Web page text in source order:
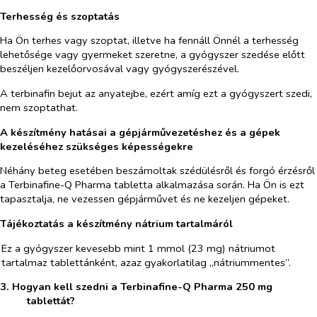
Terhesség és szoptatás
Ha Ön terhes vagy szoptat, illetve ha fennáll Önnél a terhesség
lehetősége vagy gyermeket szeretne, a gyógyszer szedése előtt
beszéljen kezelőorvosával vagy gyógyszerészével.
A terbinafin bejut az anyatejbe, ezért amíg ezt a gyógyszert szedi,
nem szoptathat.
A készítmény hatásai a gépjárművezetéshez és a gépek
kezeléséhez szükséges képességekre
Néhány beteg esetében beszámoltak szédülésről és forgó érzésről
a Terbinafine-Q Pharma tabletta alkalmazása során. Ha Ön is ezt
tapasztalja, ne vezessen gépjárművet és ne kezeljen gépeket.
Tájékoztatás a készítmény nátrium tartalmáról
Ez a gyógyszer kevesebb mint 1 mmol (23 mg) nátriumot
tartalmaz tablettánként, azaz gyakorlatilag „nátriummentes”.
3. Hogyan kell szedni a Terbinafine-Q Pharma 250 mg
tablettát?